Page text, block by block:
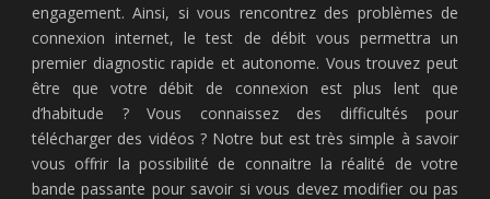
engagement. Ainsi, si vous rencontrez des problèmes de
connexion internet, le test de débit vous permettra un
premier diagnostic rapide et autonome. Vous trouvez peut
être que votre débit de connexion est plus lent que
d’habitude ? Vous connaissez des difficultés pour
télécharger des vidéos ? Notre but est très simple à savoir
vous offrir la possibilité de connaitre la réalité de votre
bande passante pour savoir si vous devez modifier ou pas